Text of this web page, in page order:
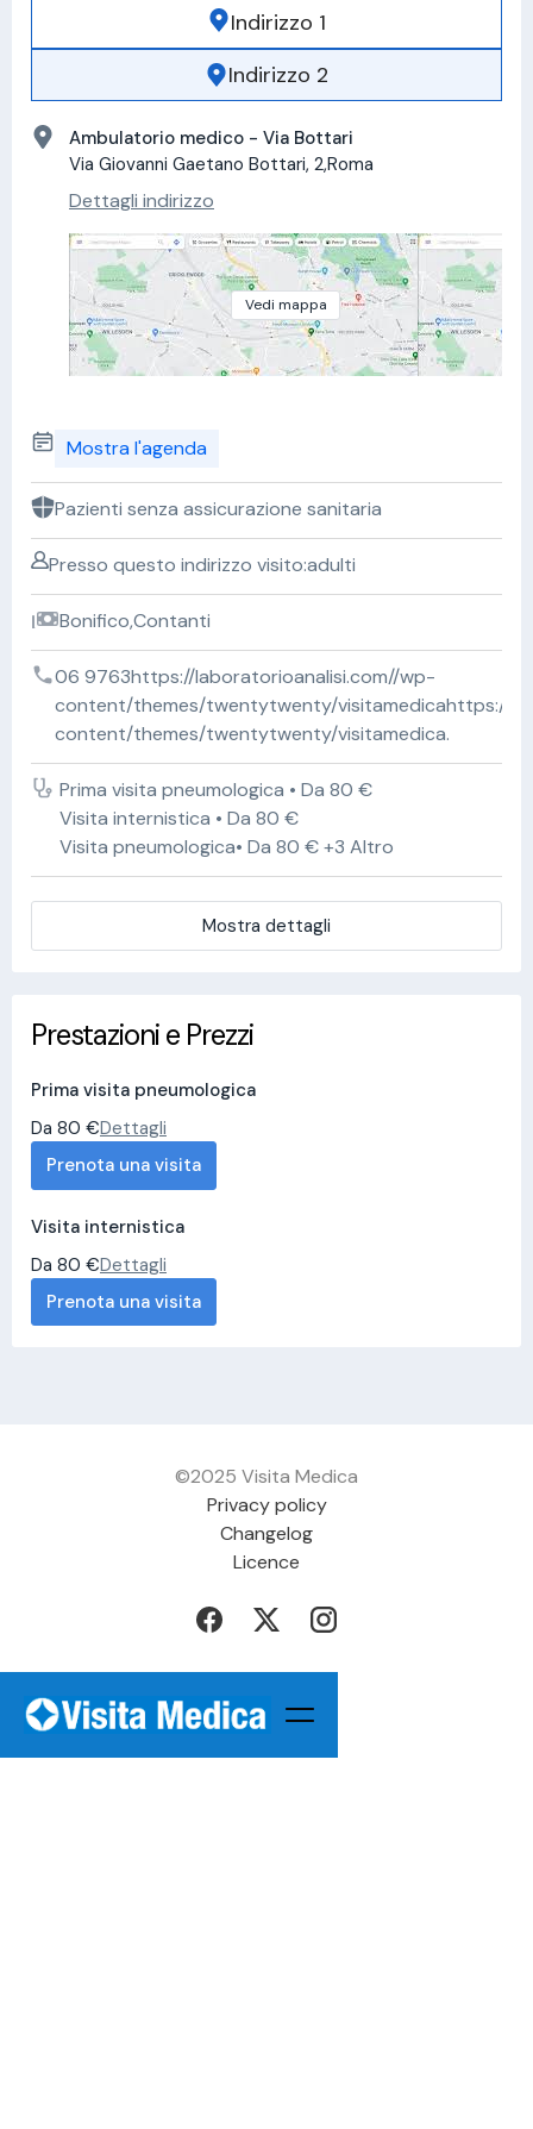
Indirizzo 1
Indirizzo 2
Ambulatorio medico - Via Bottari
Via Giovanni Gaetano Bottari, 2,Roma
Dettagli indirizzo
Vedi mappa
Mostra l'agenda
Pazienti senza assicurazione sanitaria
Presso questo indirizzo visito:adulti
Bonifico,Contanti
06 9763https://laboratorioanalisi.com//wp-
content/themes/twentytwenty/visitamedicahttps://
content/themes/twentytwenty/visitamedica.
Prima visita pneumologica • Da 80 €
Visita internistica • Da 80 €
Visita pneumologica• Da 80 € +3 Altro
Mostra dettagli
Prestazioni e Prezzi
Prima visita pneumologica
Da 80 €Dettagli
Prenota una visita
Visita internistica
Da 80 €Dettagli
Prenota una visita
©2025 Visita Medica
Privacy policy
Changelog
Licence